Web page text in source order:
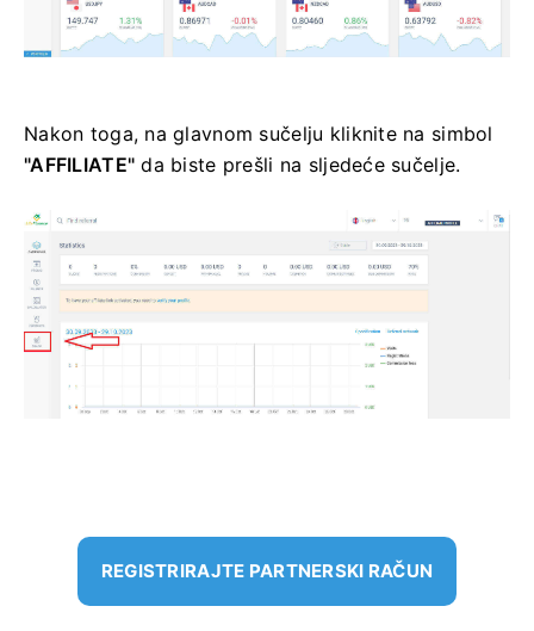
Nakon toga, na glavnom sučelju kliknite na simbol
"AFFILIATE" da biste prešli na sljedeće sučelje.
REGISTRIRAJTE PARTNERSKI RAČUN